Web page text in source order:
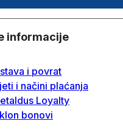
informacije
i povrat
i načini plaćanja
Loyalty
bonovi